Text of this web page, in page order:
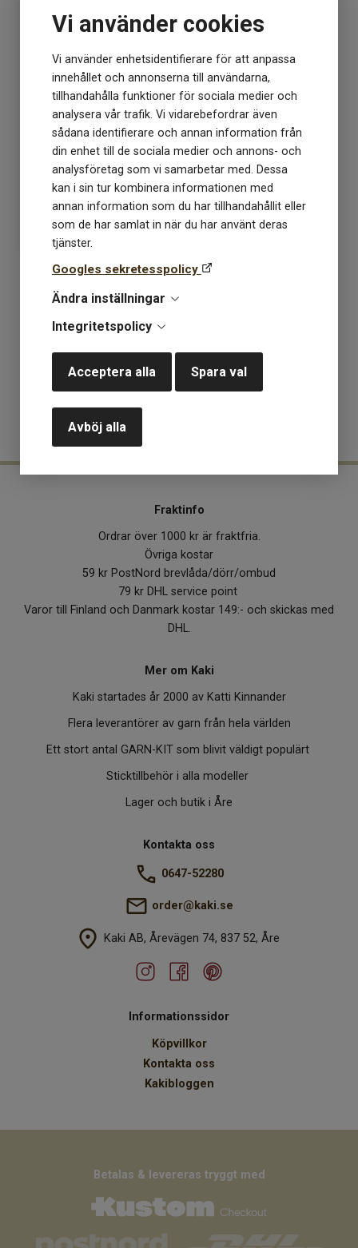
Vi använder cookies
Vi använder enhetsidentifierare för att anpassa
innehållet och annonserna till användarna,
tillhandahålla funktioner för sociala medier och
analysera vår trafik. Vi vidarebefordrar även
sådana identifierare och annan information från
din enhet till de sociala medier och annons- och
analysföretag som vi samarbetar med. Dessa
kan i sin tur kombinera informationen med
annan information som du har tillhandahållit eller
som de har samlat in när du har använt deras
tjänster.
Googles sekretesspolicy
Ändra inställningar
Integritetspolicy
Acceptera alla Spara val
Avböj alla
Kid Silk Gradient Writing
in the sand
Lagerstatus: 2
439kr
« 1 »
Fraktinfo
Ordrar över 1000 kr är fraktfria.
Övriga kostar
59 kr PostNord brevlåda/dörr/ombud
79 kr DHL service point
Varor till Finland och Danmark kostar 149:- och skickas med
DHL.
Mer om Kaki
Kaki startades år 2000 av Katti Kinnander
Flera leverantörer av garn från hela världen
Ett stort antal GARN-KIT som blivit väldigt populärt
Sticktillbehör i alla modeller
Lager och butik i Åre
Kontakta oss
0647-52280
order@kaki.se
Kaki AB, Årevägen 74, 837 52, Åre
Informationssidor
Köpvillkor
Kontakta oss
Kakibloggen
Betalas & levereras tryggt med